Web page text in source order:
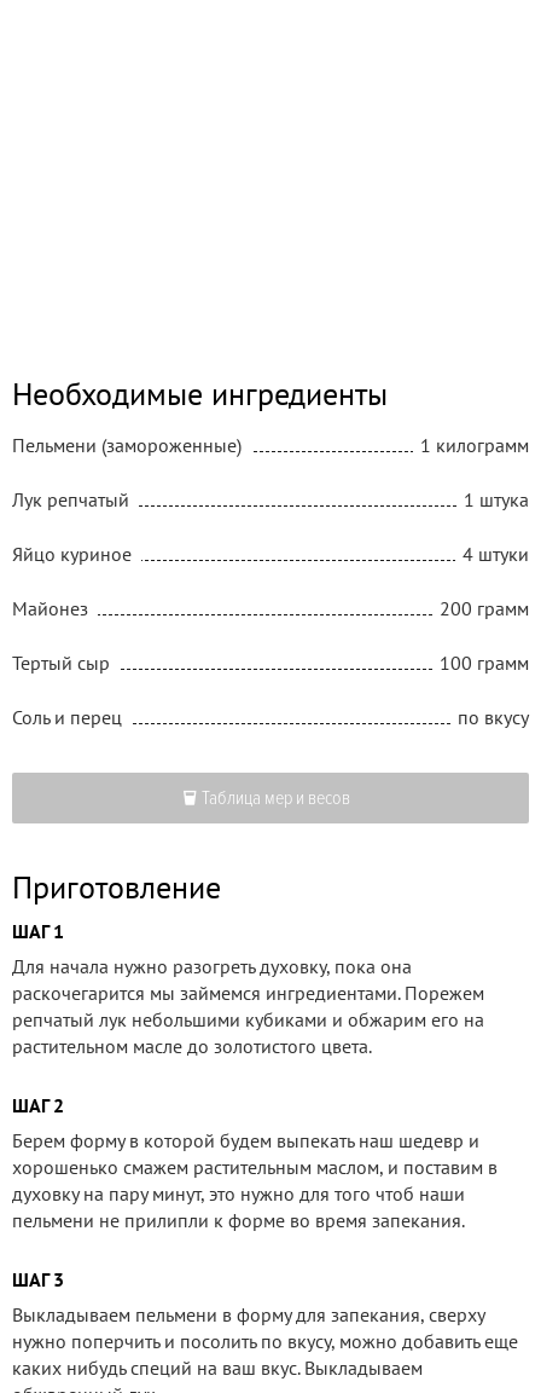
Необходимые ингредиенты
Пельмени (замороженные) 1 килограмм
Лук репчатый 1 штука
Яйцо куриное 4 штуки
Майонез 200 грамм
Тертый сыр 100 грамм
Соль и перец по вкусу
Таблица мер и весов
Приготовление
ШАГ 1
Для начала нужно разогреть духовку, пока она
раскочегарится мы займемся ингредиентами. Порежем
репчатый лук небольшими кубиками и обжарим его на
растительном масле до золотистого цвета.
ШАГ 2
Берем форму в которой будем выпекать наш шедевр и
хорошенько смажем растительным маслом, и поставим в
духовку на пару минут, это нужно для того чтоб наши
пельмени не прилипли к форме во время запекания.
ШАГ 3
Выкладываем пельмени в форму для запекания, сверху
нужно поперчить и посолить по вкусу, можно добавить еще
каких нибудь специй на ваш вкус. Выкладываем